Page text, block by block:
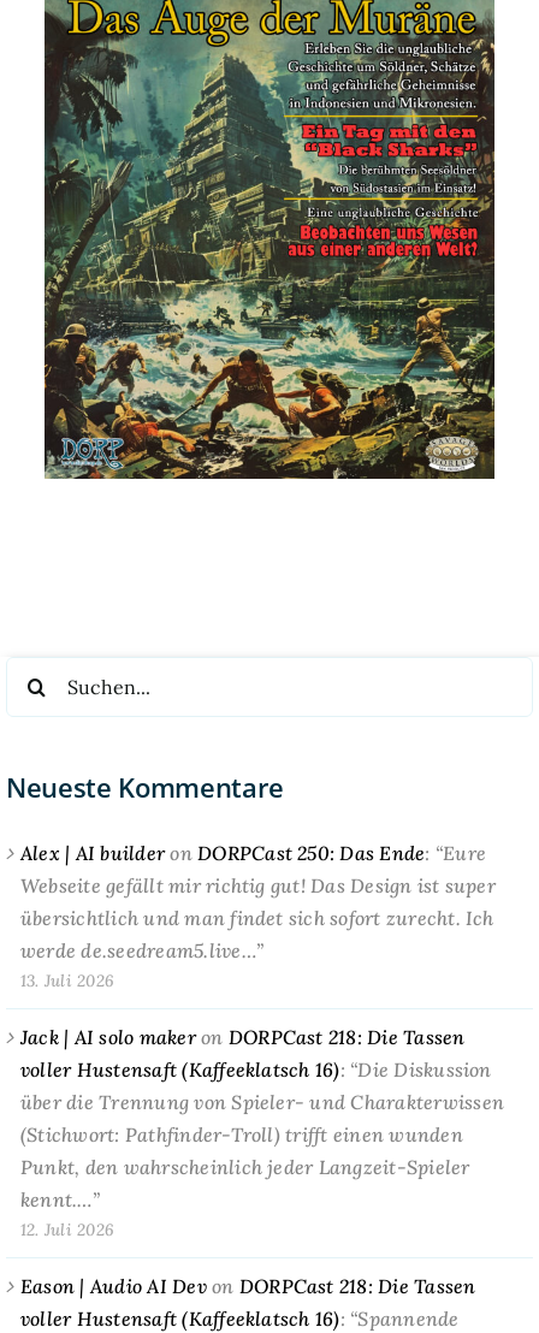
nach:
Neueste Kommentare
Alex | AI builderonDORPCast 250: Das Ende: “Eure
Webseite gefällt mir richtig gut! Das Design ist super
übersichtlich und man findet sich sofort zurecht. Ich
werde de.seedream5.live…”
13. Juli 2026
Jack | AI solo makeron DORPCast 218: Die Tassen
voller Hustensaft (Kaffeeklatsch 16): “Die Diskussion
über die Trennung von Spieler- und Charakterwissen
(Stichwort: Pathfinder-Troll) trifft einen wunden
Punkt, den wahrscheinlich jeder Langzeit-Spieler
kennt.…”
12. Juli 2026
Eason | Audio AI Devon DORPCast 218: Die Tassen
voller Hustensaft (Kaffeeklatsch 16): “Spannende